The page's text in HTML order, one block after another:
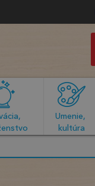
Umenie,
kultúra